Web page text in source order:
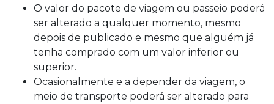
O valor do pacote de viagem ou passeio poderá
ser alterado a qualquer momento, mesmo
depois de publicado e mesmo que alguém já
tenha comprado com um valor inferior ou
superior.
Ocasionalmente e a depender da viagem, o
meio de transporte poderá ser alterado para